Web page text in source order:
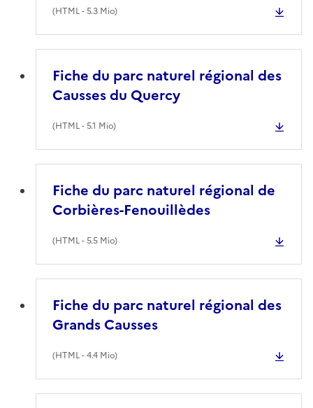
(HTML- 5.3 Mio)
Fiche du parc naturel régional des
Causses du Quercy
(HTML- 5.1 Mio)
Fiche du parc naturel régional de
Corbières-Fenouillèdes
(HTML- 5.5 Mio)
Fiche du parc naturel régional des
Grands Causses
(HTML- 4.4 Mio)